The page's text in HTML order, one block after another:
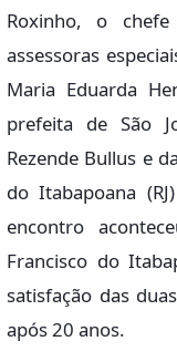
Roxinho, o
assessoras
Maria Eduarda
prefeita de São
Rezende Bullus e
do Itabapoana
encontro
Francisco do
satisfação das
após 20 anos.